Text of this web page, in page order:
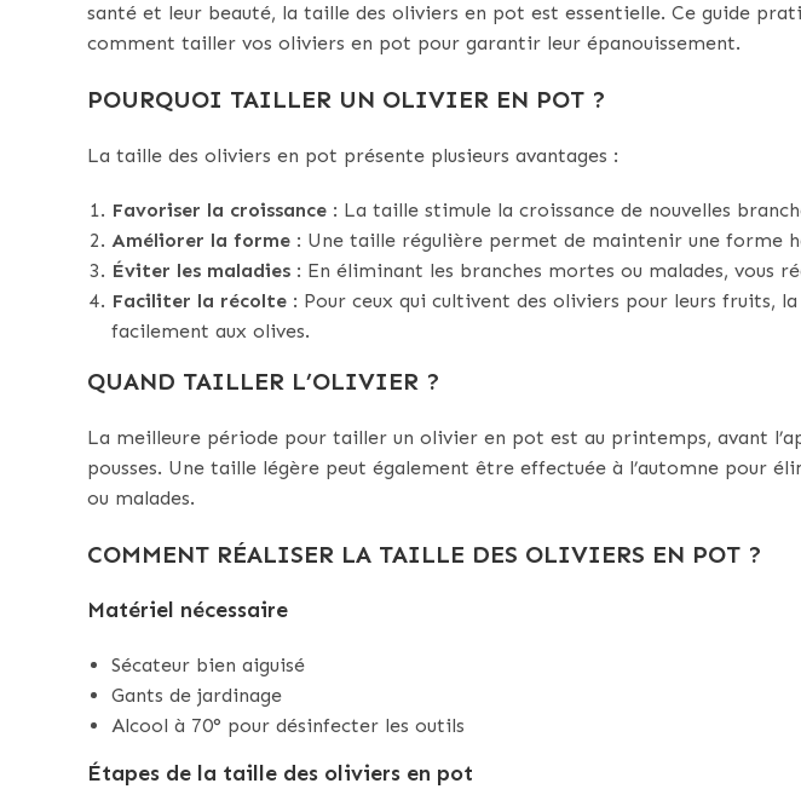
santé et leur beauté, la taille des oliviers en pot est essentielle. Ce guide
comment tailler vos oliviers en pot pour garantir leur épanouissement.
POURQUOI TAILLER UN OLIVIER EN POT ?
La taille des oliviers en pot présente plusieurs avantages :
Favoriser la croissance : La taille stimule la croissance de nouvelles
Améliorer la forme : Une taille régulière permet de maintenir une forme
Éviter les maladies : En éliminant les branches mortes ou malades, vous
Faciliter la récolte : Pour ceux qui cultivent des oliviers pour leurs fruits,
facilement aux olives.
QUAND TAILLER L’OLIVIER ?
La meilleure période pour tailler un olivier en pot est au printemps, avant
pousses. Une taille légère peut également être effectuée à l’automne pour
ou malades.
COMMENT RÉALISER LA TAILLE DES OLIVIERS EN POT ?
Matériel nécessaire
Sécateur bien aiguisé
Gants de jardinage
Alcool à 70° pour désinfecter les outils
Étapes de la taille des oliviers en pot